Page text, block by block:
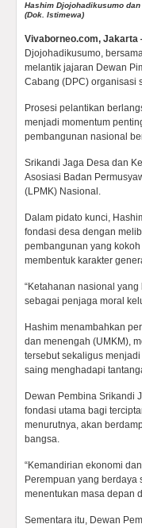
Hashim Djojohadikusumo
(Dok. Istimewa)
Vivaborneo.com,
Djojohadikusumo,
melantik jajaran Dewan
Cabang (DPC) organisasi
Prosesi pelantikan
menjadi momentum
pembangunan nasional
Srikandi Jaga Desa dan
Asosiasi Badan
(LPMK) Nasional.
Dalam pidato kunci,
fondasi desa dengan
pembangunan yang
membentuk karakter
“Ketahanan nasional
sebagai penjaga moral
Hashim menambahkan
dan menengah (UMKM),
tersebut sekaligus
saing menghadapi
Dewan Pembina Srikandi
fondasi utama bagi
menurutnya, akan
bangsa.
“Kemandirian ekonomi
Perempuan yang
menentukan masa depan
Sementara itu, Dewan